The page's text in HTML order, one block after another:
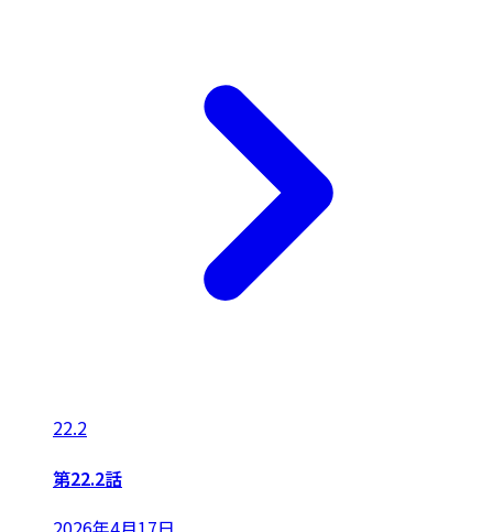
22.2
第22.2話